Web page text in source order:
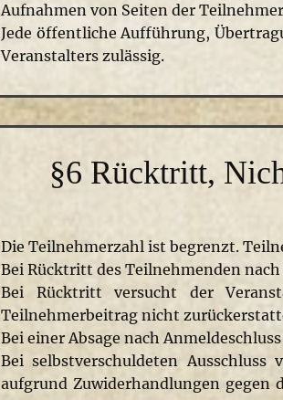
Aufnahmen von Seiten der
Jede öffentliche Aufführung,
Veranstalters zulässig.
§6 Rücktritt,
Die Teilnehmerzahl ist begrenzt.
Bei Rücktritt des Teilnehmenden
Bei Rücktritt versucht der
Teilnehmerbeitrag nicht
Bei einer Absage nach
Bei selbstverschuldeten
aufgrund Zuwiderhandlungen gegen